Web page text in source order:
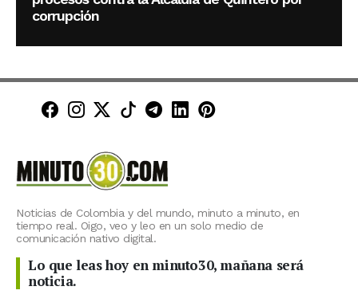
corrupción
Minuto30 en Facebook
Minuto30 en Instagram
Minuto30 en X (Twitter)
Minuto30 en TikTok
Canal de Minuto30 en
Minuto30 en LinkedIn
Minuto30 en
Noticias de Colombia y del mundo, minuto a minuto, en
tiempo real. Oigo, veo y leo en un solo medio de
comunicación nativo digital.
Lo que leas hoy en minuto30, mañana será
noticia.